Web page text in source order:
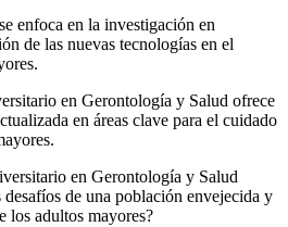
enfoca en la investigación en
de las nuevas tecnologías en el
en Gerontología y Salud ofrece
en áreas clave para el cuidado
en Gerontología y Salud
de una población envejecida y
los adultos mayores?